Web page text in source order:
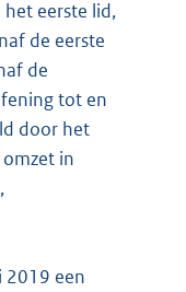
eerste lid,
de eerste
de
tot en
door het
in
2019 een